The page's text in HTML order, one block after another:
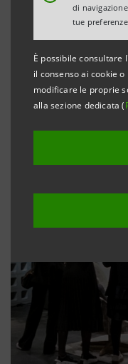
di
tue
È possibile
il consenso ai cookie
modificare le proprie
alla sezione dedicata (